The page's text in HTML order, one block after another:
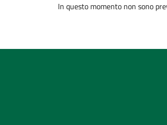
In questo momento non sono